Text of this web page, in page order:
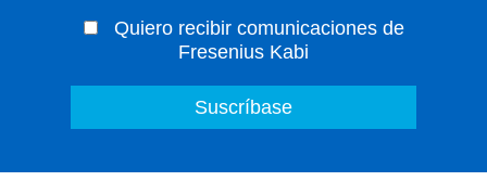
Quiero recibir comunicaciones de
Fresenius Kabi